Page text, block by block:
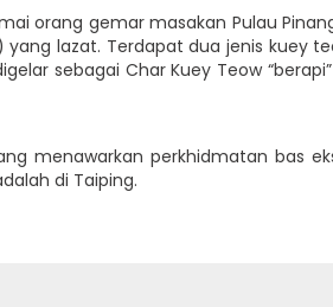
orang gemar masakan Pulau
lazat. Terdapat dua jenis kuey
sebagai Char Kuey Teow
menawarkan perkhidmatan bas
di Taiping.